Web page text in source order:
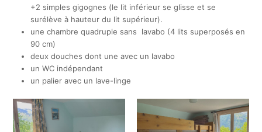
+2 simples gigognes (le lit inférieur se glisse et se
surélève à hauteur du lit supérieur).
une chambre quadruple sans lavabo (4 lits superposés en
90 cm)
deux douches dont une avec un lavabo
un WC indépendant
un palier avec un lave-linge